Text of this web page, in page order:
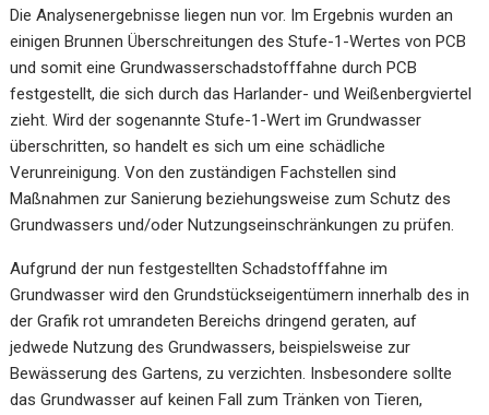
Die Analysenergebnisse liegen nun vor. Im Ergebnis wurden an
einigen Brunnen Überschreitungen des Stufe-1-Wertes von PCB
und somit eine Grundwasserschadstofffahne durch PCB
festgestellt, die sich durch das Harlander- und Weißenbergviertel
zieht. Wird der sogenannte Stufe-1-Wert im Grundwasser
überschritten, so handelt es sich um eine schädliche
Verunreinigung. Von den zuständigen Fachstellen sind
Maßnahmen zur Sanierung beziehungsweise zum Schutz des
Grundwassers und/oder Nutzungseinschränkungen zu prüfen.
Aufgrund der nun festgestellten Schadstofffahne im
Grundwasser wird den Grundstückseigentümern innerhalb des in
der Grafik rot umrandeten Bereichs dringend geraten, auf
jedwede Nutzung des Grundwassers, beispielsweise zur
Bewässerung des Gartens, zu verzichten. Insbesondere sollte
das Grundwasser auf keinen Fall zum Tränken von Tieren,